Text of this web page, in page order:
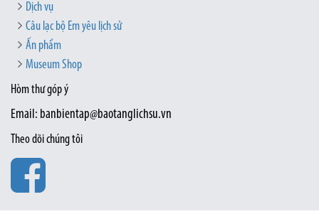
Dịch vụ
Câu lạc bộ Em yêu lịch sử
Ấn phẩm
Museum Shop
Hòm thư góp ý
Email: banbientap@baotanglichsu.vn
Theo dõi chúng tôi